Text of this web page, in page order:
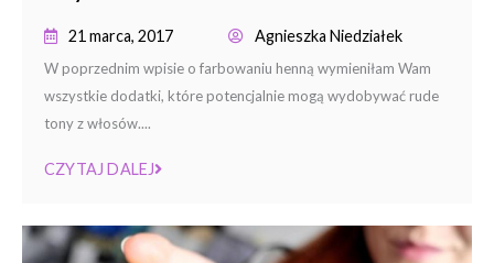
21 marca, 2017 Agnieszka Niedziałek
W poprzednim wpisie o farbowaniu henną wymieniłam Wam
wszystkie dodatki, które potencjalnie mogą wydobywać rude
tony z włosów....
CZYTAJ DALEJ